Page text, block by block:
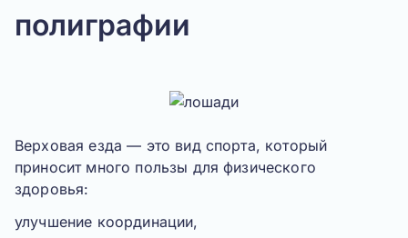
полиграфии
Верховая езда — это вид спорта, который
приносит много пользы для физического
здоровья:
улучшение координации,